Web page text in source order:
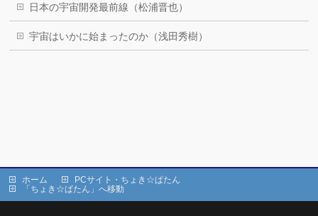
日本の宇宙開発最前線（松浦晋也）
宇宙はいかに始まったのか（浅田秀樹）
ホーム
PCサイト・ちょき☆ぱたん
「ちょき☆ぱたん」へ移動